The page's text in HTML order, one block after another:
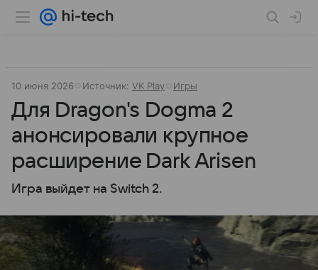
10 июня 2026 Источник: VK Play Игры
Для Dragon's Dogma 2
анонсировали крупное
расширение Dark Arisen
Игра выйдет на Switch 2.